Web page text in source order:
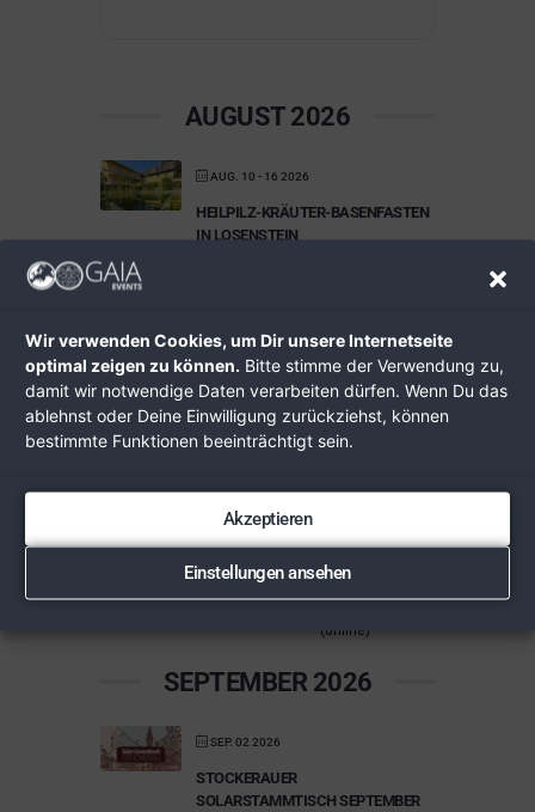
Wir verwenden Cookies, um Dir unsere Internetseite
optimal zeigen zu können. Bitte stimme der Verwendung zu,
damit wir notwendige Daten verarbeiten dürfen. Wenn Du das
ablehnst oder Deine Einwilligung zurückziehst, können
bestimmte Funktionen beeinträchtigt sein.
Akzeptieren
Einstellungen ansehen
AUGUST 2026
AUG. 10 - 16 2026
HEILPILZ-KRÄUTER-BASENFASTEN
IN LOSENSTEIN
AUG. 18 2026
HERZGESUND GENIESSEN – C
HOLESTERIN UND BLUTDRUCK N
ATÜRLICH SENKEN
AUG. 31 2026
ONLINE
(online)
SEPTEMBER 2026
SEP. 02 2026
STOCKERAUER
SOLARSTAMMTISCH SEPTEMBER